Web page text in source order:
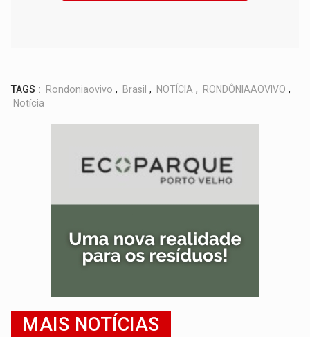
TAGS : Rondoniaovivo , Brasil , NOTÍCIA , RONDÔNIAAOVIVO ,
Notícia
MAIS NOTÍCIAS